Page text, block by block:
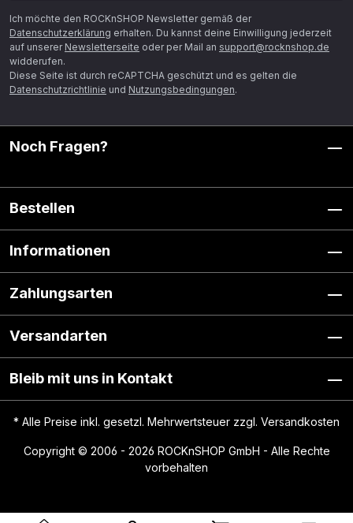
Ich möchte den ROCKnSHOP Newsletter gemäß der
Datenschutzerklärung erhalten. Du kannst deine Einwilligung jederzeit
auf unserer Newsletterseite oder per Mail an support@rocknshop.de
widderufen.
Diese Seite ist durch reCAPTCHA geschützt und es gelten die
Datenschutzrichtlinie und Nutzungsbedingungen.
Noch Fragen?
Bestellen
Informationen
Zahlungsarten
Versandarten
Bleib mit uns in Kontakt
* Alle Preise inkl. gesetzl. Mehrwertsteuer zzgl. Versandkosten
Copyright © 2006 - 2026 ROCKnSHOP GmbH - Alle Rechte
vorbehalten